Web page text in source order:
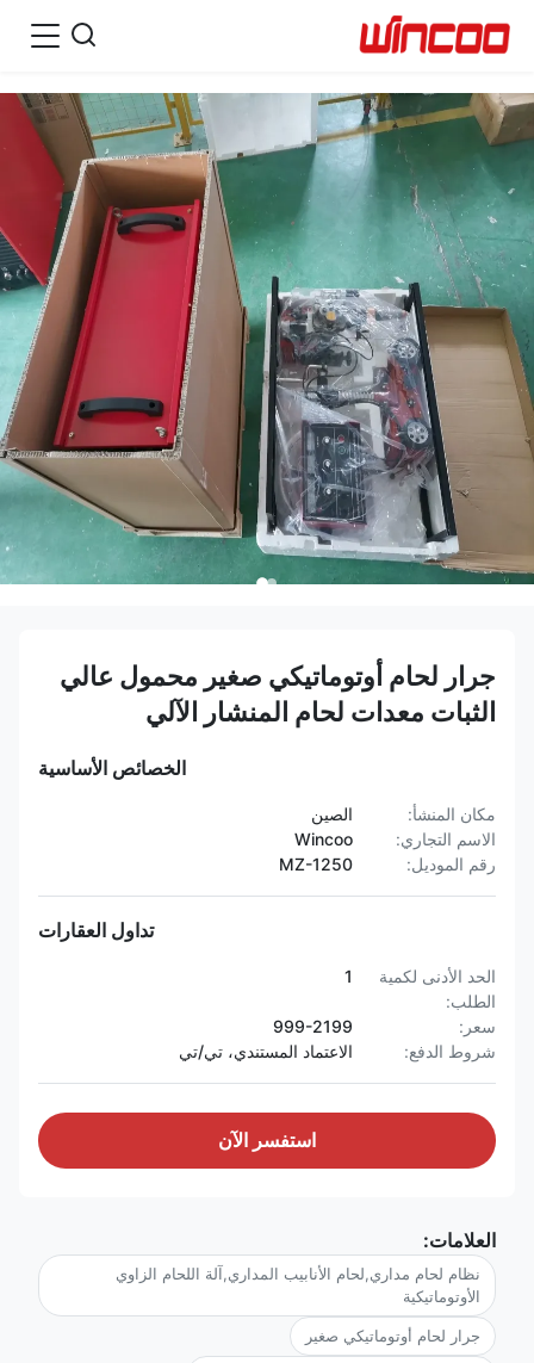
جرار لحام أوتوماتيكي صغير محمول عالي
الثبات معدات لحام المنشار الآلي
الخصائص الأساسية
مكان المنشأ:
الصين
الاسم التجاري:
Wincoo
رقم الموديل:
MZ-1250
تداول العقارات
الحد الأدنى لكمية
الطلب:
1
سعر:
999-2199
شروط الدفع:
الاعتماد المستندي، تي/تي
استفسر الآن
العلامات:
نظام لحام مداري,لحام الأنابيب المداري,آلة اللحام الزاوي
الأوتوماتيكية
جرار لحام أوتوماتيكي صغير